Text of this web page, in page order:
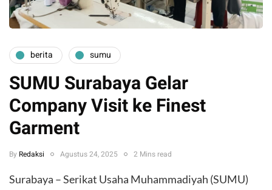
berita sumu
SUMU Surabaya Gelar
Company Visit ke Finest
Garment
By Redaksi Agustus 24, 2025 2 Mins read
Surabaya – Serikat Usaha Muhammadiyah (SUMU)